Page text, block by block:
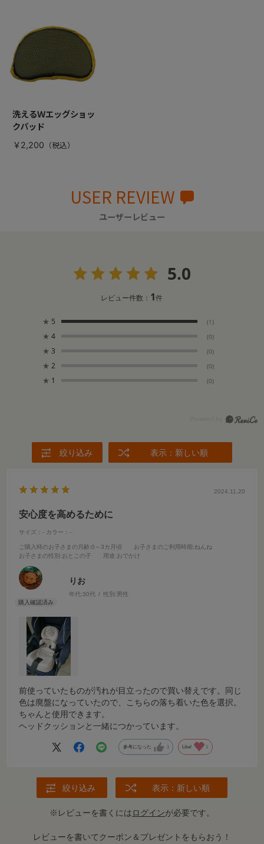
洗えるＷエッグショッ
クパッド
￥2,200
USER REVIEW
ユーザーレビュー
5.0
レビュー件数： 1件
★ 5 (1)
★ 4 (0)
★ 3 (0)
★ 2 (0)
★ 1 (0)
絞り込み 表示：新しい順
2024.11.20
安心度を高めるために
サイズ：- カラー：-
ご購入時のお子さまの月齢:0～3カ月頃 お子さまのご利用時期 :ねんね
お子さまの性別 :おとこの子 用途:おでかけ
りお
年代:30代 性別:男性
前使っていたものが汚れが目立ったので買い替えです。同じ
色は廃盤になっていたので、こちらの落ち着いた色を選択。
ちゃんと使用できます。
ヘッドクッションと一緒につかっています。
参考になった 1 Like! 1
絞り込み 表示：新しい順
※レビューを書くにはログインが必要です。
レビューを書いてクーポン＆プレゼントをもらおう！